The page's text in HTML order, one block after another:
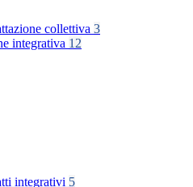
collettiva 3
integrativa 12
integrativi 5